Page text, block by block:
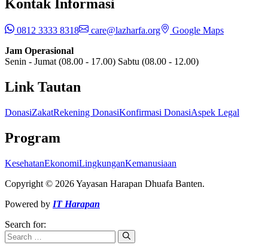
Kontak Informasi
0812 3333 8318 care@lazharfa.org
Google Maps
Jam Operasional
Senin - Jumat (08.00 - 17.00) Sabtu (08.00 - 12.00)
Link Tautan
DonasiZakatRekening DonasiKonfirmasi DonasiAspek Legal
Program
KesehatanEkonomiLingkunganKemanusiaan
Copyright © 2026 Yayasan Harapan Dhuafa Banten.
Powered by IT Harapan
Search for: